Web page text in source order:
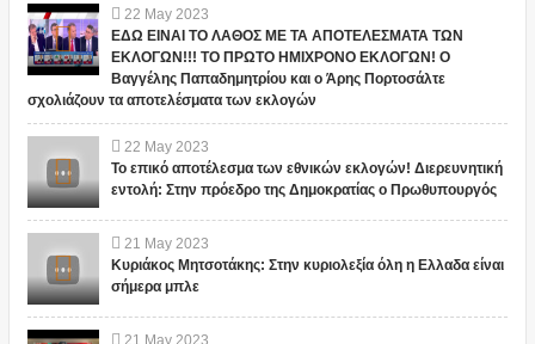
22 May 2023
ΕΔΩ ΕΙΝΑΙ ΤΟ ΛΑΘΟΣ ΜΕ ΤΑ ΑΠΟΤΕΛΕΣΜΑΤΑ ΤΩΝ
ΕΚΛΟΓΩΝ!!! ΤΟ ΠΡΩΤΟ ΗΜΙΧΡΟΝΟ ΕΚΛΟΓΩΝ! Ο
Βαγγέλης Παπαδημητρίου και ο Άρης Πορτοσάλτε
σχολιάζουν τα αποτελέσματα των εκλογών
22 May 2023
Το επικό αποτέλεσμα των εθνικών εκλογών! Διερευνητική
εντολή: Στην πρόεδρο της Δημοκρατίας ο Πρωθυπουργός
21 May 2023
Κυριάκος Μητσοτάκης: Στην κυριολεξία όλη η Ελλαδα είναι
σήμερα μπλε